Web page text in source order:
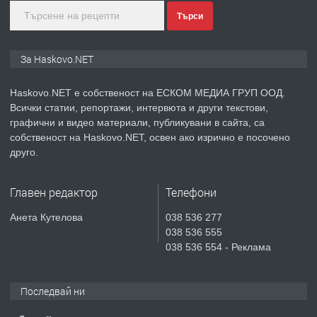
преди 3 дни
ПРЕДЛАГА СГЛОБЯВАНЕ НА МЕБЕЛИ.
№4119 Едностаен обзаведен
Търси
За Haskovo.NET
Haskovo.NET е собственост на ЕСКОМ МЕДИА ГРУП ООД.
Всички статии, репортажи, интервюта и други текстови,
графични и видео материали, публикувани в сайта, са
собственост на Haskovo.NET, освен ако изрично е посочено
друго.
Главен редактор
Анета Кутелова
Телефони
038 536 277
038 536 555
038 536 554 - Реклама
Последвай ни